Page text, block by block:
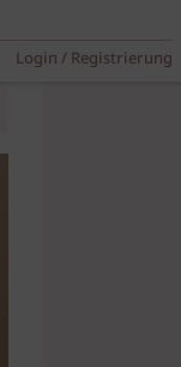
Login / Registrierung